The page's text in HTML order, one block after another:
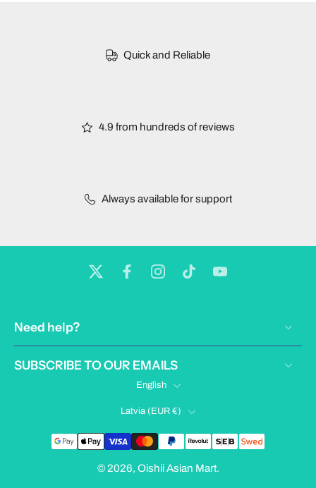
Quick and Reliable
4.9 from hundreds of reviews
Always available for support
Need help?
SUBSCRIBE TO OUR EMAILS
English
Latvia ‎(EUR €)‎
© 2026, Oishii Asian Mart.